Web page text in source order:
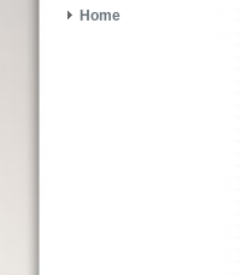
Home